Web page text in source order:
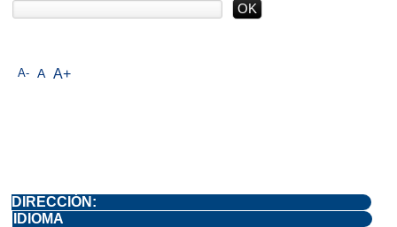
A- A A+
DIRECCIÓN:
IDIOMA